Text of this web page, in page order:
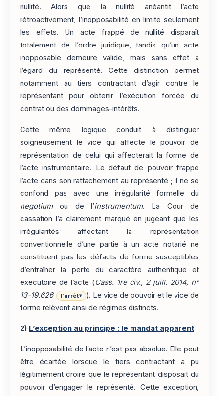
nullité. Alors que la nullité anéantit l’acte
rétroactivement, l’inopposabilité en limite seulement
les effets. Un acte frappé de nullité disparaît
totalement de l’ordre juridique, tandis qu’un acte
inopposable demeure valide, mais sans effet à
l’égard du représenté. Cette distinction permet
notamment au tiers contractant d’agir contre le
représentant pour obtenir l’exécution forcée du
contrat ou des dommages-intérêts.
Cette même logique conduit à distinguer
soigneusement le vice qui affecte le pouvoir de
représentation de celui qui affecterait la forme de
l’acte instrumentaire. Le défaut de pouvoir frappe
l’acte dans son rattachement au représenté ; il ne se
confond pas avec une irrégularité formelle du
negotiumou de l’instrumentum. La Cour de
cassation l’a clairement marqué en jugeant que les
irrégularités affectant la représentation
conventionnelle d’une partie à un acte notarié ne
constituent pas les défauts de forme susceptibles
d’entraîner la perte du caractère authentique et
exécutoire de l’acte (Cass. 1re civ., 2 juill. 2014, n°
13-19.626
l'arrêt▾
). Le vice de pouvoir et le vice de
forme relèvent ainsi de régimes distincts.
2) L’exception au principe : le mandat apparent
L’inopposabilité de l’acte n’est pas absolue. Elle peut
être écartée lorsque le tiers contractant a pu
légitimement croire que le représentant disposait du
pouvoir d’engager le représenté. Cette exception,